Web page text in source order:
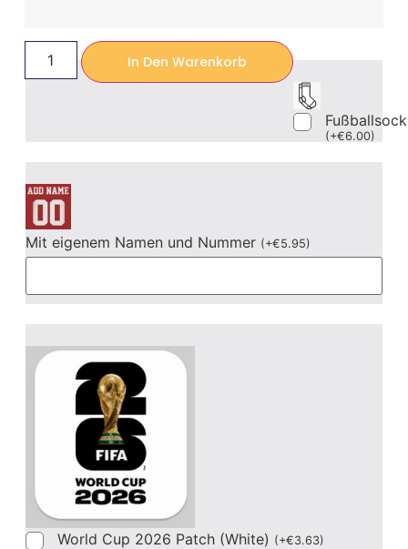
In Den Warenkorb
(+€6.00)
Mit eigenem Namen und Nummer (+€5.95)
World Cup 2026 Patch (White) (+€3.63)